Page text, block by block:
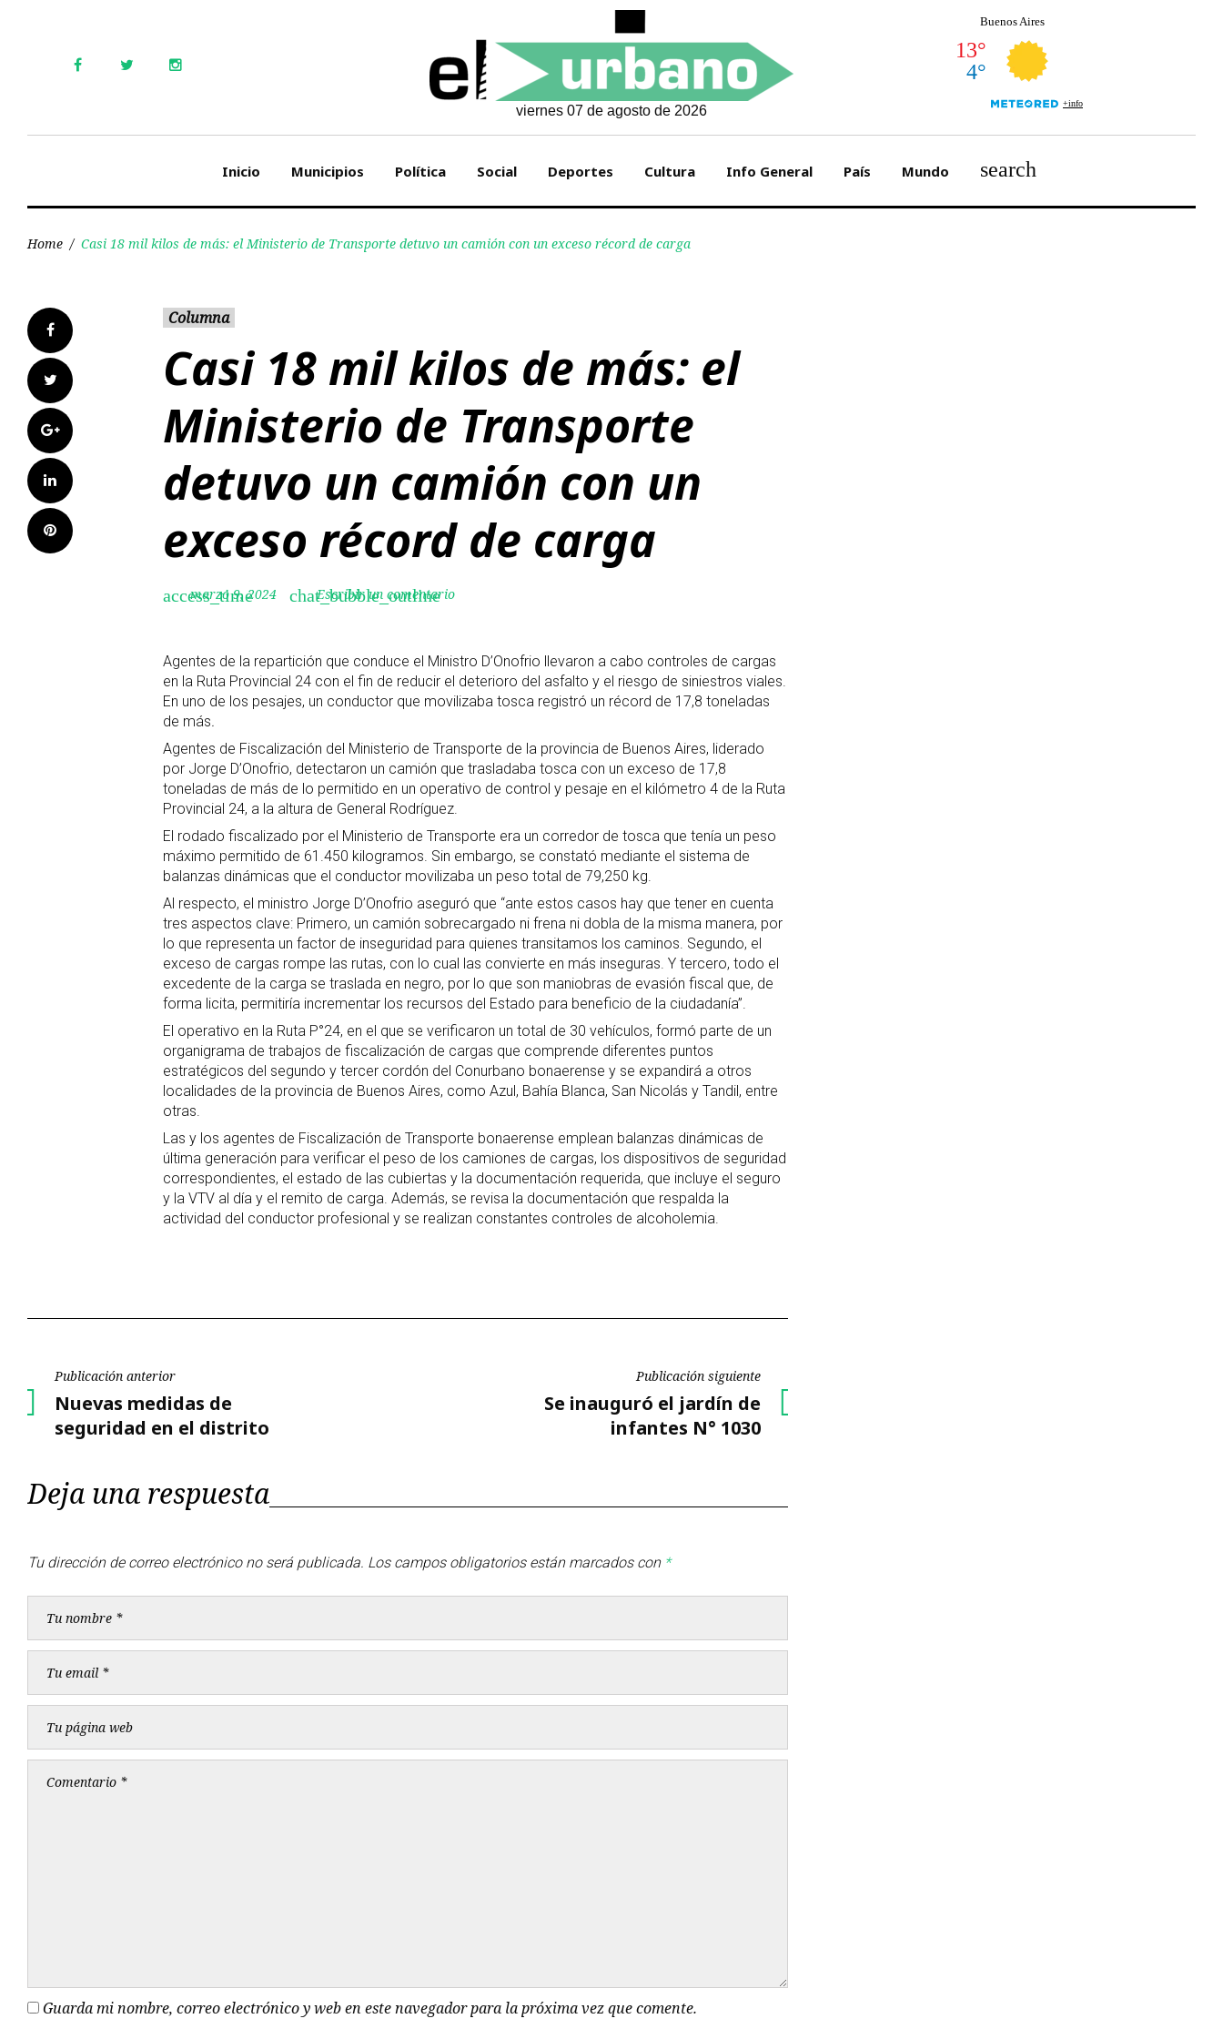
viernes 07 de agosto de 2026
Inicio Municipios Política Social Deportes Cultura Info General País Mundo search
Home / Casi 18 mil kilos de más: el Ministerio de Transporte detuvo un camión con un exceso récord de carga
Facebook
Twitter
Google+
LinkedIn
Pinterest
Columna
Casi 18 mil kilos de más: el
Ministerio de Transporte
detuvo un camión con un
exceso récord de carga
access_time
marzo 9, 2024 chat_bubble_outline
Escribir un comentario
Agentes de la repartición que conduce el Ministro D’Onofrio llevaron a cabo controles de cargas
en la Ruta Provincial 24 con el fin de reducir el deterioro del asfalto y el riesgo de siniestros viales.
En uno de los pesajes, un conductor que movilizaba tosca registró un récord de 17,8 toneladas
de más.
Agentes de Fiscalización del Ministerio de Transporte de la provincia de Buenos Aires, liderado
por Jorge D’Onofrio, detectaron un camión que trasladaba tosca con un exceso de 17,8
toneladas de más de lo permitido en un operativo de control y pesaje en el kilómetro 4 de la Ruta
Provincial 24, a la altura de General Rodríguez.
El rodado fiscalizado por el Ministerio de Transporte era un corredor de tosca que tenía un peso
máximo permitido de 61.450 kilogramos. Sin embargo, se constató mediante el sistema de
balanzas dinámicas que el conductor movilizaba un peso total de 79,250 kg.
Al respecto, el ministro Jorge D’Onofrio aseguró que “ante estos casos hay que tener en cuenta
tres aspectos clave: Primero, un camión sobrecargado ni frena ni dobla de la misma manera, por
lo que representa un factor de inseguridad para quienes transitamos los caminos. Segundo, el
exceso de cargas rompe las rutas, con lo cual las convierte en más inseguras. Y tercero, todo el
excedente de la carga se traslada en negro, por lo que son maniobras de evasión fiscal que, de
forma licita, permitiría incrementar los recursos del Estado para beneficio de la ciudadanía”.
El operativo en la Ruta P°24, en el que se verificaron un total de 30 vehículos, formó parte de un
organigrama de trabajos de fiscalización de cargas que comprende diferentes puntos
estratégicos del segundo y tercer cordón del Conurbano bonaerense y se expandirá a otros
localidades de la provincia de Buenos Aires, como Azul, Bahía Blanca, San Nicolás y Tandil, entre
otras.
Las y los agentes de Fiscalización de Transporte bonaerense emplean balanzas dinámicas de
última generación para verificar el peso de los camiones de cargas, los dispositivos de seguridad
correspondientes, el estado de las cubiertas y la documentación requerida, que incluye el seguro
y la VTV al día y el remito de carga. Además, se revisa la documentación que respalda la
actividad del conductor profesional y se realizan constantes controles de alcoholemia.
Navegación
de
Publicación anterior
Publicación
anterior
Nuevas medidas de
seguridad en el distrito
Publicación siguiente
Publicación
siguiente
Se inauguró el jardín de
infantes N° 1030
Deja una respuesta
Tu dirección de correo electrónico no será publicada. Los campos obligatorios están marcados con *
Guarda mi nombre, correo electrónico y web en este navegador para la próxima vez que comente.